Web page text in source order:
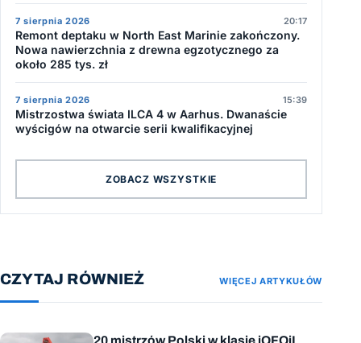
7 sierpnia 2026 20:17
Remont deptaku w North East Marinie zakończony.
Nowa nawierzchnia z drewna egzotycznego za
około 285 tys. zł
7 sierpnia 2026 15:39
Mistrzostwa świata ILCA 4 w Aarhus. Dwanaście
wyścigów na otwarcie serii kwalifikacyjnej
ZOBACZ WSZYSTKIE
CZYTAJ RÓWNIEŻ WIĘCEJ ARTYKUŁÓW